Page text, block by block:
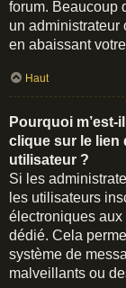
forum. Beaucoup
un administrateur
en abaissant
Haut
Pourquoi
clique sur le lien
utilisateur ?
Si les
les utilisateurs
électroniques
dédié. Cela
système de
malveillants ou